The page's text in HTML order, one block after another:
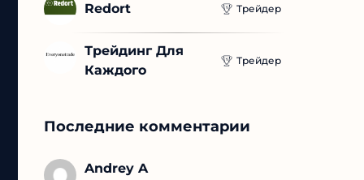
Redort Трейдер
Трейдинг Для
Каждого
Трейдер
Последние комментарии
Andrey A